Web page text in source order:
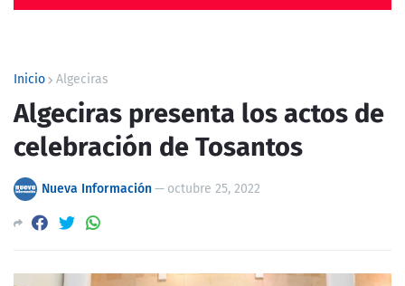
Inicio Algeciras
Algeciras presenta los actos de
celebración de Tosantos
Nueva Información— octubre 25, 2022